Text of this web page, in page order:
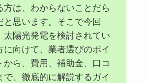
方は、わからないことだら
と思います。そこで今回
太陽光発電を検討されてい
に向けて、業者選びのポイ
から、費用、補助金、口コ
で、徹底的に解説するガイ